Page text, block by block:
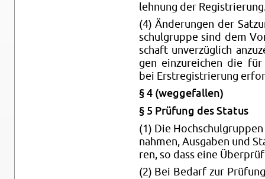
leh­nung der
(4) Än­de­run­gen der
schul­grup­pe sind dem
schaft un­ver­züg­lich
gen ein­zu­rei­chen die für
bei Er­st­re­gis­trie­rung
§ 4 (weg­ge­fal­len)
§ 5 Prü­fung des Sta­tus
(1) Die
nah­men, Aus­ga­ben und
ren, so dass eine
(2) Bei Be­darf zur